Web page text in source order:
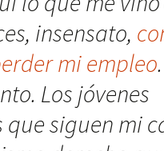
insensato,
mi empleo
Los jóvenes
siguen mi